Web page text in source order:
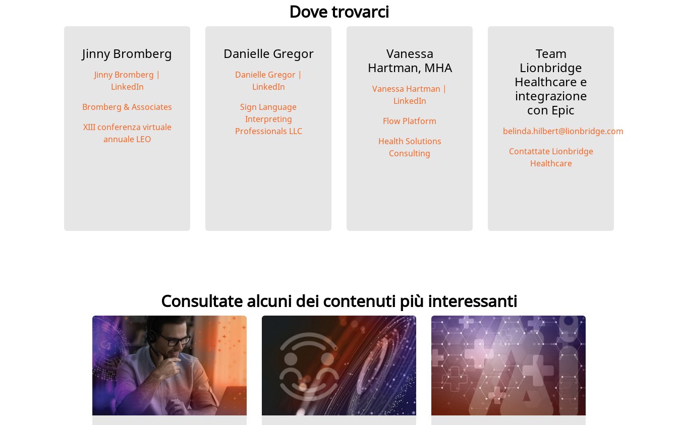
Dove trovarci
Jinny Bromberg
Jinny Bromberg |
LinkedIn
Bromberg & Associates
XIII conferenza virtuale
annuale LEO
Danielle Gregor
Danielle Gregor |
LinkedIn
Sign Language
Interpreting
Professionals LLC
Vanessa
Hartman, MHA
Vanessa Hartman |
LinkedIn
Flow Platform
Health Solutions
Consulting
Team
Lionbridge
Healthcare e
integrazione
con Epic
belinda.hilbert@lionbridge.com
Contattate Lionbridge
Healthcare
Consultate alcuni dei contenuti più interessanti